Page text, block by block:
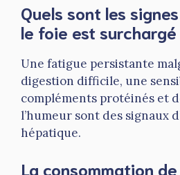
Quels sont les
le foie est surchargé
Une fatigue persistante
digestion difficile, une
compléments protéinés et
l’humeur sont des signaux
hépatique.
La consommation